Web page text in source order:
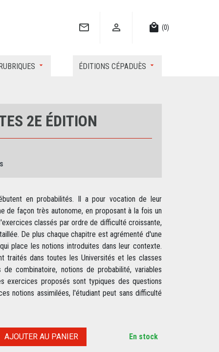
  local_mall (0)
ÉDITIONS CÉPADUÈS
2E ÉDITION
en probabilités. Il a pour vocation de leur
de façon très autonome, en proposant à la fois un
classés par ordre de difficulté croissante,
De plus chaque chapitre est agrémenté d'une
place les notions introduites dans leur contexte.
traités dans toutes les Universités et les classes
combinatoire, notions de probabilité, variables
exercices proposés sont typiques des questions
notions assimilées, l'étudiant peut sans difficulté
AJOUTER AU PANIER En stock